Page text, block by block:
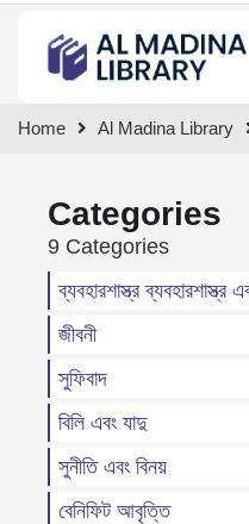
Home Al Madina Library
Categories
9 Categories
ব্যবহারশাস্ত্র ব্যবহারশাস্ত্র
জীবনী
সুফিবাদ
বিলি এবং যাদু
সুনীতি এবং বিনয়
বেনিফিট আবৃত্তি